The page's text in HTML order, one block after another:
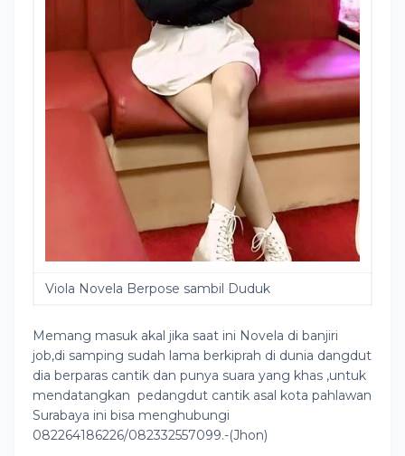
Viola Novela Berpose sambil Duduk
Memang masuk akal jika saat ini Novela di banjiri
job,di samping sudah lama berkiprah di dunia dangdut
dia berparas cantik dan punya suara yang khas ,untuk
mendatangkan pedangdut cantik asal kota pahlawan
Surabaya ini bisa menghubungi
082264186226/082332557099.-(Jhon)